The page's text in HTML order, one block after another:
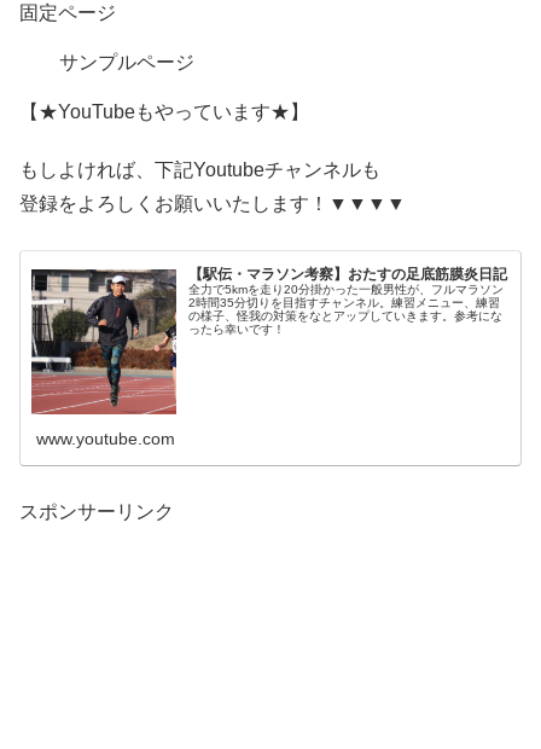
固定ページ
サンプルページ
【★YouTubeもやっています★】
もしよければ、下記Youtubeチャンネルも
登録をよろしくお願いいたします！▼▼▼▼
【駅伝・マラソン考察】おたすの足底筋膜炎日記
全力で5kmを走り20分掛かった一般男性が、フルマラソン
2時間35分切りを目指すチャンネル。練習メニュー、練習
の様子、怪我の対策をなとアップしていきます。参考にな
ったら幸いです！
www.youtube.com
スポンサーリンク